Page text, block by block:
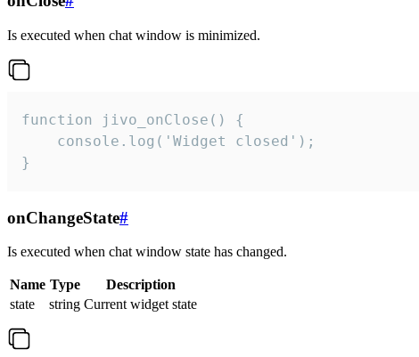
Is executed when chat window is minimized.
function jivo_onClose() {
    console.log('Widget closed');
}
onChangeState#
Is executed when chat window state has changed.
Name Type
Description
state
string Current widget state